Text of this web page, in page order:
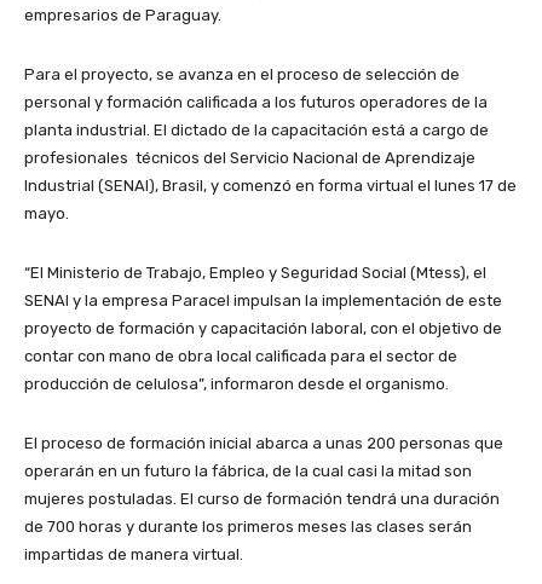
empresarios de Paraguay.
Para el proyecto, se avanza en el proceso de selección de
personal y formación calificada a los futuros operadores de la
planta industrial. El dictado de la capacitación está a cargo de
profesionales técnicos del Servicio Nacional de Aprendizaje
Industrial (SENAI), Brasil, y comenzó en forma virtual el lunes 17 de
mayo.
“El Ministerio de Trabajo, Empleo y Seguridad Social (Mtess), el
SENAI y la empresa Paracel impulsan la implementación de este
proyecto de formación y capacitación laboral, con el objetivo de
contar con mano de obra local calificada para el sector de
producción de celulosa”, informaron desde el organismo.
El proceso de formación inicial abarca a unas 200 personas que
operarán en un futuro la fábrica, de la cual casi la mitad son
mujeres postuladas. El curso de formación tendrá una duración
de 700 horas y durante los primeros meses las clases serán
impartidas de manera virtual.